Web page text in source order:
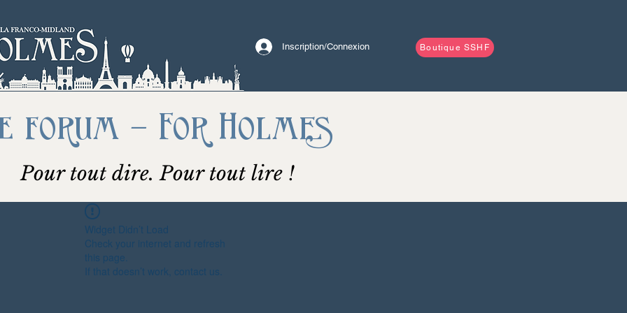
Boutique SSHF
Inscription/Connexion
forum - For Holmes
Pour tout dire. Pour tout lire !
Widget Didn’t Load
Check your internet and refresh
this page.
If that doesn’t work, contact us.